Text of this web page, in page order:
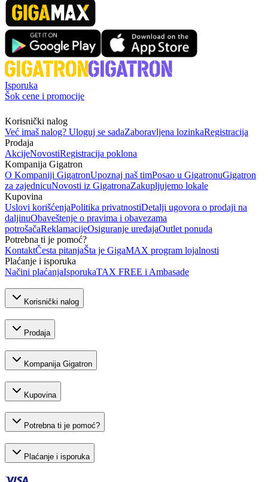
Isporuka
Šok cene i promocije
Korisnički nalog
Već imaš nalog? Uloguj se sadaZaboravljena lozinkaRegistracija
Prodaja
AkcijeNovostiRegistracija poklona
Kompanija Gigatron
O Kompaniji GigatronUpoznaj naš timPosao u GigatronuGigatron
za zajednicuNovosti iz GigatronaZakupljujemo lokale
Kupovina
Uslovi korišćenjaPolitika privatnostiDetalji ugovora o prodaji na
daljinuObaveštenje o pravima i obavezama
potrošačaReklamacijeOsiguranje uređajaOutlet ponuda
Potrebna ti je pomoć?
KontaktČesta pitanjaŠta je GigaMAX program lojalnosti
Plaćanje i isporuka
Načini plaćanjaIsporukaTAX FREE i Ambasade
Korisnički nalog
Prodaja
Kompanija Gigatron
Kupovina
Potrebna ti je pomoć?
Plaćanje i isporuka